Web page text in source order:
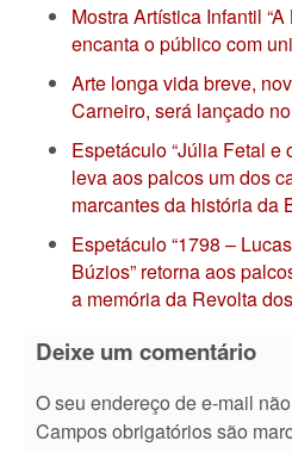
Mostra Artística Infantil
encanta o público com
Arte longa vida breve,
Carneiro, será lançado
Espetáculo “Júlia Fetal e
leva aos palcos um dos
marcantes da história da
Espetáculo “1798 –
Búzios” retorna aos
a memória da Revolta
Deixe um comentário
O seu endereço de e-mail
Campos obrigatórios são